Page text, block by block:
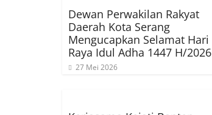
Dewan Perwakilan Rakyat
Daerah Kota Serang
Mengucapkan Selamat Hari
Raya Idul Adha 1447 H/2026
27 Mei 2026